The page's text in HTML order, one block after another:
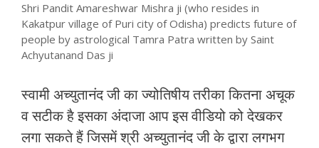
Shri Pandit Amareshwar Mishra ji (who resides in
Kakatpur village of Puri city of Odisha) predicts future of
people by astrological Tamra Patra written by Saint
Achyutanand Das ji
स्वामी अच्युतानंद जी का ज्योतिषीय तरीका कितना अचूक
व सटीक है इसका अंदाजा आप इस वीडियो को देखकर
लगा सकते हैं जिसमें श्री अच्युतानंद जी के द्वारा लगभग